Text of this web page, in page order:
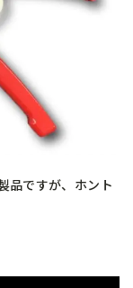
品ですが、ホント